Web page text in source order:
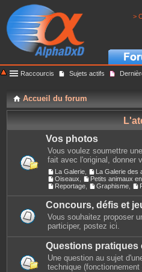
>
Raccourcis Sujets actifs
Accueil du forum
Vos photos
Vous voulez soumettre
fait avec l'original, donner
La Galerie La Galerie des
Oiseaux
Petits animaux
Reportage
Graphisme
Concours, défis et
Vous souhaitez proposer
participer, postez ici.
Questions pratiques
Une question au sujet
technique